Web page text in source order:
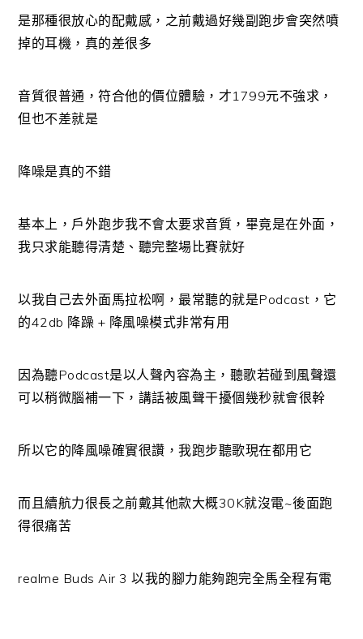
是那種很放心的配戴感，之前戴過好幾副跑步會突然噴
掉的耳機，真的差很多
音質很普通，符合他的價位體驗，才1799元不強求，
但也不差就是
降噪是真的不錯
基本上，戶外跑步我不會太要求音質，畢竟是在外面，
我只求能聽得清楚、聽完整場比賽就好
以我自己去外面馬拉松啊，最常聽的就是Podcast，它
的42db 降躁 + 降風噪模式非常有用
因為聽Podcast是以人聲內容為主，聽歌若碰到風聲還
可以稍微腦補一下，講話被風聲干擾個幾秒就會很幹
所以它的降風噪確實很讚，我跑步聽歌現在都用它
而且續航力很長之前戴其他款大概30K就沒電~後面跑
得很痛苦
realme Buds Air 3 以我的腳力能夠跑完全馬全程有電